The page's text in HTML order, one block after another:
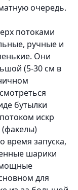
очередь.
потоками
ручные и
Они
(5-30 см в
бутылки
искр
время запуска,
шарики
для